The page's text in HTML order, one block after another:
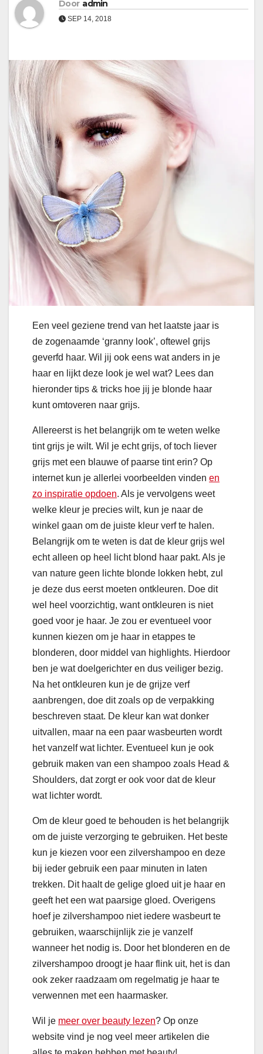
Door admin
SEP 14, 2018
Een veel geziene trend van het laatste jaar is
de zogenaamde ‘granny look’, oftewel grijs
geverfd haar. Wil jij ook eens wat anders in je
haar en lijkt deze look je wel wat? Lees dan
hieronder tips & tricks hoe jij je blonde haar
kunt omtoveren naar grijs.
Allereerst is het belangrijk om te weten welke
tint grijs je wilt. Wil je echt grijs, of toch liever
grijs met een blauwe of paarse tint erin? Op
internet kun je allerlei voorbeelden vinden en
zo inspiratie opdoen. Als je vervolgens weet
welke kleur je precies wilt, kun je naar de
winkel gaan om de juiste kleur verf te halen.
Belangrijk om te weten is dat de kleur grijs wel
echt alleen op heel licht blond haar pakt. Als je
van nature geen lichte blonde lokken hebt, zul
je deze dus eerst moeten ontkleuren. Doe dit
wel heel voorzichtig, want ontkleuren is niet
goed voor je haar. Je zou er eventueel voor
kunnen kiezen om je haar in etappes te
blonderen, door middel van highlights. Hierdoor
ben je wat doelgerichter en dus veiliger bezig.
Na het ontkleuren kun je de grijze verf
aanbrengen, doe dit zoals op de verpakking
beschreven staat. De kleur kan wat donker
uitvallen, maar na een paar wasbeurten wordt
het vanzelf wat lichter. Eventueel kun je ook
gebruik maken van een shampoo zoals Head &
Shoulders, dat zorgt er ook voor dat de kleur
wat lichter wordt.
Om de kleur goed te behouden is het belangrijk
om de juiste verzorging te gebruiken. Het beste
kun je kiezen voor een zilvershampoo en deze
bij ieder gebruik een paar minuten in laten
trekken. Dit haalt de gelige gloed uit je haar en
geeft het een wat paarsige gloed. Overigens
hoef je zilvershampoo niet iedere wasbeurt te
gebruiken, waarschijnlijk zie je vanzelf
wanneer het nodig is. Door het blonderen en de
zilvershampoo droogt je haar flink uit, het is dan
ook zeker raadzaam om regelmatig je haar te
verwennen met een haarmasker.
Wil je meer over beauty lezen? Op onze
website vind je nog veel meer artikelen die